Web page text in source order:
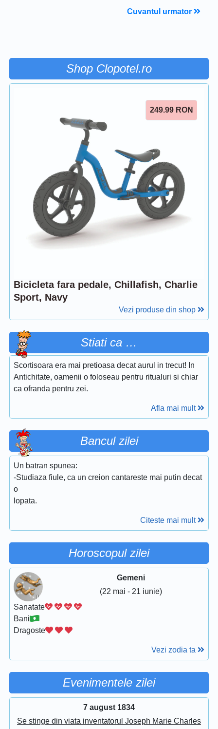
Cuvantul urmator
Shop Clopotel.ro
249.99 RON
Bicicleta fara pedale, Chillafish, Charlie
Sport, Navy
Vezi produse din shop
Stiati ca …
Scortisoara era mai pretioasa decat aurul in trecut! In
Antichitate, oamenii o foloseau pentru ritualuri si chiar
ca ofranda pentru zei.
Afla mai mult
Bancul zilei
Un batran spunea:
-Studiaza fiule, ca un creion cantareste mai putin decat
o
lopata.
Citeste mai mult
Horoscopul zilei
Gemeni
(22 mai - 21 iunie)
Sanatate
Bani
Dragoste
Vezi zodia ta
Evenimentele zilei
7 august 1834
Se stinge din viata inventatorul Joseph Marie Charles